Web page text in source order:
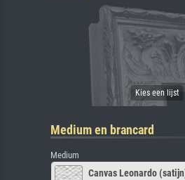
Medium en brancard
Medium
Canvas Leonardo